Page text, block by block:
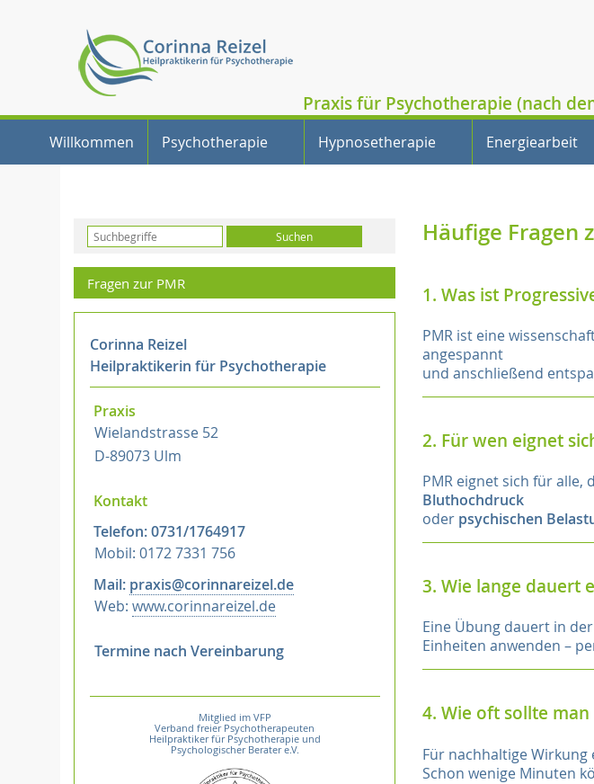
Praxis für Psychotherapie (nach
Willkommen Psychotherapie Hypnosetherapie Energiearbeit
Fragen zur PMR
Corinna Reizel
Heilpraktikerin für Psychotherapie
Praxis
Wielandstrasse 52
D-89073 Ulm
Kontakt
Telefon: 0731/1764917
Mobil: 0172 7331 756
Mail: praxis@corinnareizel.de
Web: www.corinnareizel.de
Termine nach Vereinbarung
Mitglied im VFP
Verband freier Psychotherapeuten
Heilpraktiker für Psychotherapie und
Psychologischer Berater e.V.
Häufige Fragen
1. Was ist
PMR ist eine
angespannt
und anschließend
2. Für wen eignet
PMR eignet sich für alle,
Bluthochdruck
oder psychischen
3. Wie lange dauert
Eine Übung dauert in der
Einheiten anwenden –
4. Wie oft sollte
Für nachhaltige Wirkung
Schon wenige Minuten